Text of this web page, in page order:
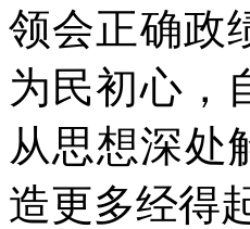
领会正确政
为民初心，
从思想深处
造更多经得